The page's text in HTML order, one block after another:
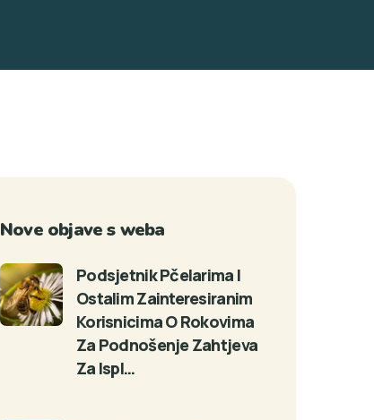
Nove objave s weba
Podsjetnik Pčelarima I
Ostalim Zainteresiranim
Korisnicima O Rokovima
Za Podnošenje Zahtjeva
Za Ispl…